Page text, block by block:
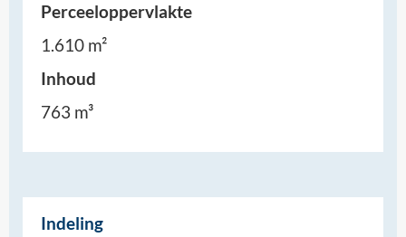
Perceeloppervlakte
1.610 m²
Inhoud
763 m³
Indeling